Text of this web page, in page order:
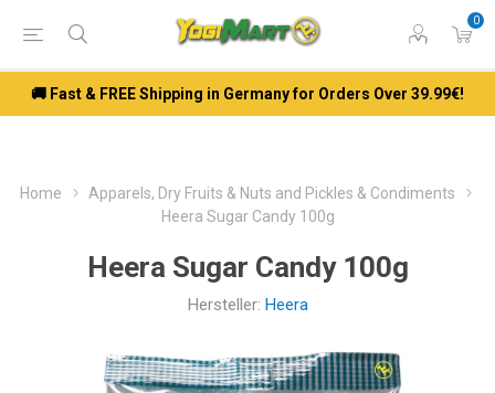
0
🚚 Fast & FREE Shipping in Germany for Orders Over 39.99€!
Home
Apparels, Dry Fruits & Nuts and Pickles & Condiments
Heera Sugar Candy 100g
Heera Sugar Candy 100g
Hersteller: Heera